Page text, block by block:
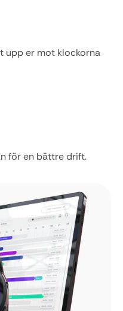
upp er mot klockorna
för en bättre drift.